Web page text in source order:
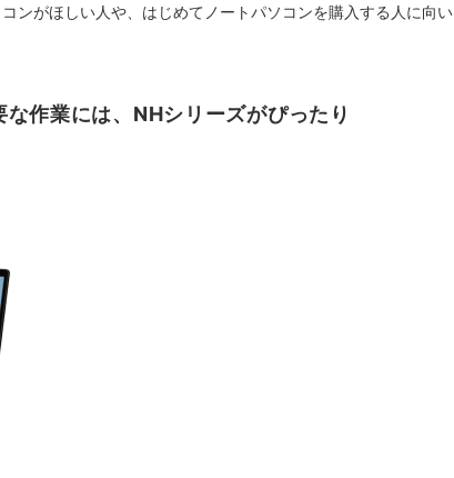
ンがほしい人や、はじめてノートパソコンを購入する人に向い
作業には、NHシリーズがぴったり